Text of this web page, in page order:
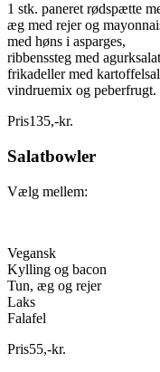
1 stk. paneret rødspætte
æg med rejer og
med høns i asparges,
ribbenssteg med
frikadeller med
vindruemix og peberfrugt.
Pris135,-kr.
Salatbowler
Vælg mellem:
Vegansk
Kylling og bacon
Tun, æg og rejer
Laks
Falafel
Pris55,-kr.